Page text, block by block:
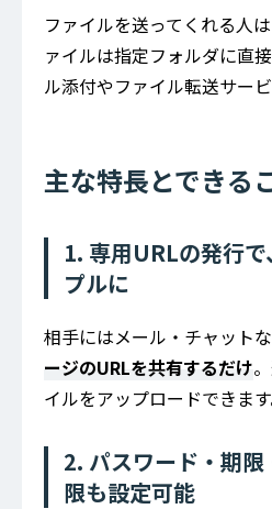
ファイルを送ってくれる人
ァイルは指定フォルダに直
ル添付やファイル転送サービ
主な特長とできる
1. 専用URLの発行
プルに
相手にはメール・チャット
ージのURLを共有するだけ
イルをアップロードできます
2. パスワード・期
限も設定可能